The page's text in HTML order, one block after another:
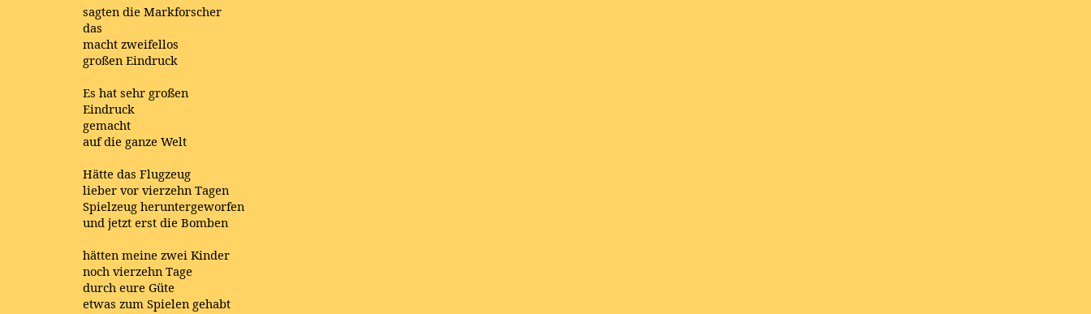
sagten die Markforscher
das
macht zweifellos
großen Eindruck
Es hat sehr großen
Eindruck
gemacht
auf die ganze Welt
Hätte das Flugzeug
lieber vor vierzehn Tagen
Spielzeug heruntergeworfen
und jetzt erst die Bomben
hätten meine zwei Kinder
noch vierzehn Tage
durch eure Güte
etwas zum Spielen gehabt